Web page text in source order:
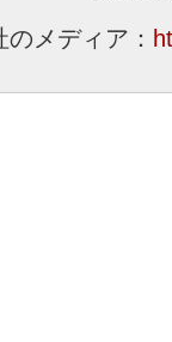
のメディア：